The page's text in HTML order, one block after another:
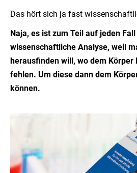
Das hört sich ja fast
Naja, es ist zum Teil auf jeden
wissenschaftliche Analyse, weil
herausfinden will, wo dem
fehlen. Um diese dann dem
können.